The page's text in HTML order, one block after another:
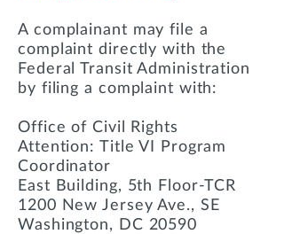
A complainant may file a
complaint directly with the
Federal Transit Administration
by filing a complaint with:
Office of Civil Rights
Attention: Title VI Program
Coordinator
East Building, 5th Floor-TCR
1200 New Jersey Ave., SE
Washington, DC 20590